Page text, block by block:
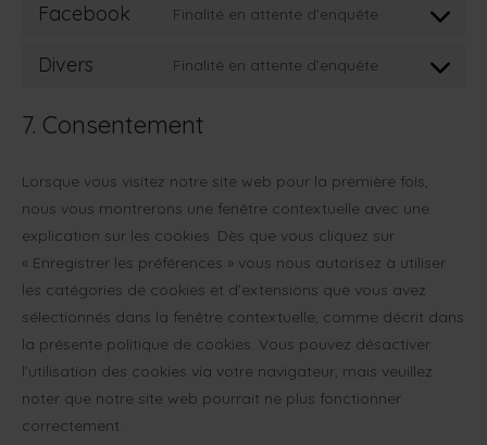
service
Facebook Finalité en attente d’enquête
Consent
service
Divers Finalité en attente d’enquête
Consent
7. Consentement
Lorsque vous visitez notre site web pour la première fois,
nous vous montrerons une fenêtre contextuelle avec une
explication sur les cookies. Dès que vous cliquez sur
« Enregistrer les préférences » vous nous autorisez à utiliser
les catégories de cookies et d’extensions que vous avez
sélectionnés dans la fenêtre contextuelle, comme décrit dans
la présente politique de cookies. Vous pouvez désactiver
l’utilisation des cookies via votre navigateur, mais veuillez
noter que notre site web pourrait ne plus fonctionner
correctement.